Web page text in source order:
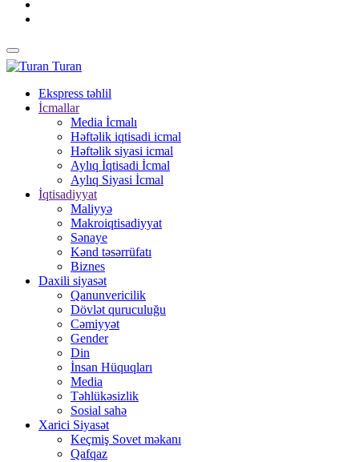
Turan
Ekspress təhlil
İcmallar
Media İcmalı
Həftəlik iqtisadi icmal
Həftəlik siyasi icmal
Aylıq İqtisadi İcmal
Aylıq Siyasi İcmal
İqtisadiyyat
Maliyyə
Makroiqtisadiyyat
Sənaye
Kənd təsərrüfatı
Biznes
Daxili siyasət
Qanunvericilik
Dövlət quruculuğu
Cəmiyyət
Gender
Din
İnsan Hüquqları
Media
Təhlükəsizlik
Sosial sahə
Xarici Siyasət
Keçmiş Sovet məkanı
Qafqaz